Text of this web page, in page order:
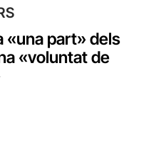
«una part» dels
«voluntat de